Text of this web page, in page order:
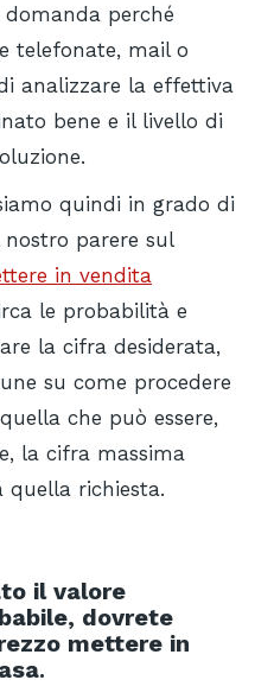
perché
telefonate, mail o
analizzare la effettiva
bene e il livello di
quindi in grado di
parere sul
in vendita
le probabilità e
la cifra desiderata,
su come procedere
che può essere,
la cifra massima
quella richiesta.
il valore
dovrete
mettere in
.